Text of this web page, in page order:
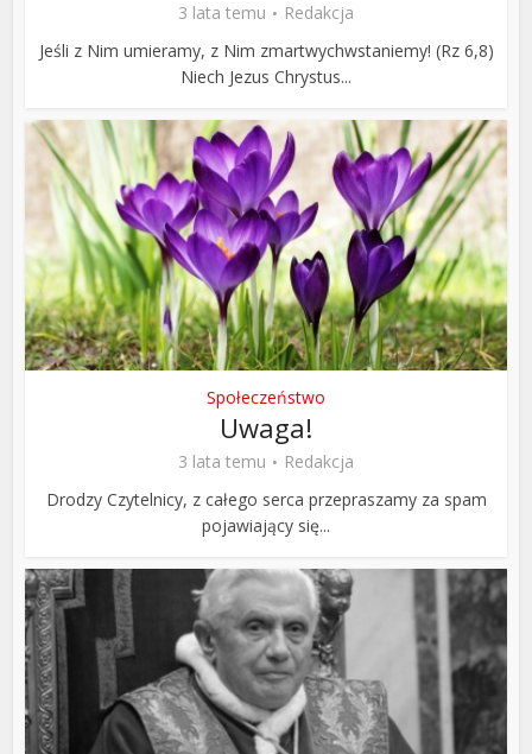
3 lata temu
Redakcja
Jeśli z Nim umieramy, z Nim zmartwychwstaniemy! (Rz 6,8)
Niech Jezus Chrystus...
Społeczeństwo
Uwaga!
3 lata temu
Redakcja
Drodzy Czytelnicy, z całego serca przepraszamy za spam
pojawiający się...